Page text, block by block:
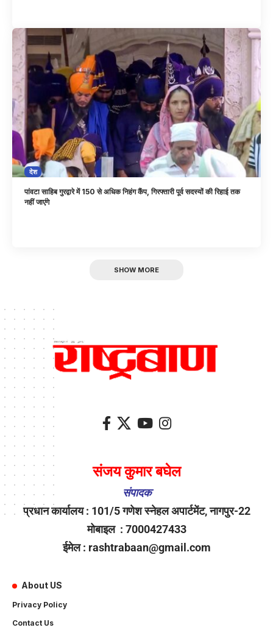
देश
पांवटा साहिब गुरद्वारे में 150 से अधिक निहंग कैंप, गिरफ्तारी पूर्व सदस्यों की रिहाई तक
नहीं जाएंगे
SHOW MORE
संजय कुमार बघेल
संपादक
प्रधान कार्यालय : 101/5 गणेश स्नेहल अपार्टमेंट, नागपुर-22
मोबाइल : 7000427433
ईमेल : rashtrabaan@gmail.com
About US
Privacy Policy
Contact Us